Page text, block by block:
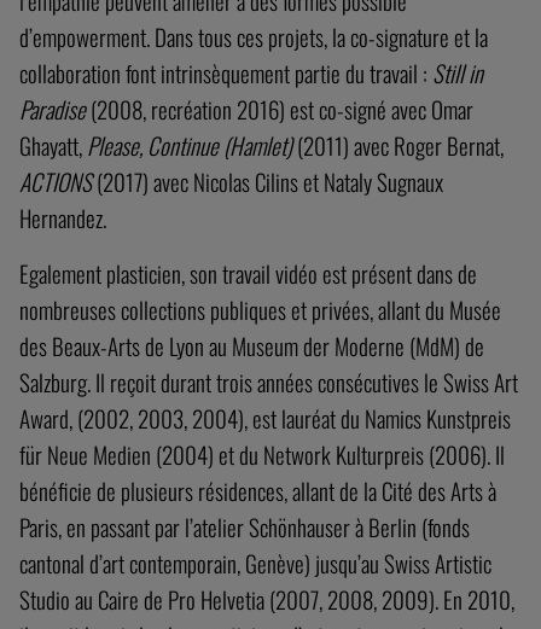
d’empowerment. Dans tous ces projets, la co-signature et la
collaboration font intrinsèquement partie du travail : Still in
Paradise(2008, recréation 2016) est co-signé avec Omar
Ghayatt,Please, Continue (Hamlet)(2011) avec Roger Bernat,
ACTIONS(2017) avec Nicolas Cilins et Nataly Sugnaux
Hernandez.
Egalement plasticien, son travail vidéo est présent dans de
nombreuses collections publiques et privées, allant du Musée
des Beaux-Arts de Lyon au Museum der Moderne (MdM) de
Salzburg. Il reçoit durant trois années consécutives le Swiss Art
Award, (2002, 2003, 2004), est lauréat du Namics Kunstpreis
für Neue Medien (2004) et du Network Kulturpreis (2006). Il
bénéficie de plusieurs résidences, allant de la Cité des Arts à
Paris, en passant par l’atelier Schönhauser à Berlin (fonds
cantonal d’art contemporain, Genève) jusqu’au Swiss Artistic
Studio au Caire de Pro Helvetia (2007, 2008, 2009). En 2010,